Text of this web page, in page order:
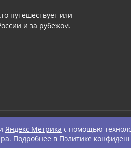
путешествует или
и за рубежом.
Guide. All rights Reserved.
Яндекс Метрика с помощью
Подробнее в Политике